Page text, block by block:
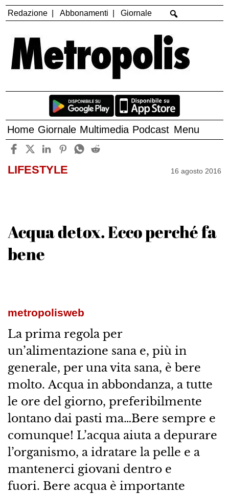
Redazione Abbonamenti Giornale
Home Giornale Multimedia Podcast Menu
LIFESTYLE 16 agosto 2016
Acqua detox. Ecco perché fa
bene
metropolisweb
La prima regola per
un’alimentazione sana e, più in
generale, per una vita sana, è bere
molto. Acqua in abbondanza, a tutte
le ore del giorno, preferibilmente
lontano dai pasti ma…Bere sempre e
comunque! L’acqua aiuta a depurare
l’organismo, a idratare la pelle e a
mantenerci giovani dentro e
fuori. Bere acqua è importante